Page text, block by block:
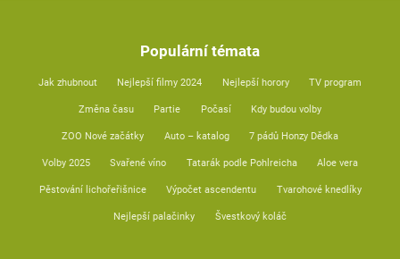
Populární témata
Jak zhubnout Nejlepší filmy 2024 Nejlepší horory TV program
Změna času Partie Počasí Kdy budou volby
ZOO Nové začátky Auto – katalog 7 pádů Honzy Dědka
Volby 2025 Svařené víno Tatarák podle Pohlreicha Aloe vera
Pěstování lichořeřišnice Výpočet ascendentu Tvarohové knedlíky
Nejlepší palačinky Švestkový koláč